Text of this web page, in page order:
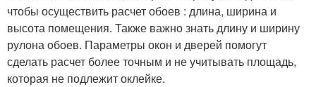
чтобы осуществить расчет обоев : длина, ширина и
высота помещения. Также важно знать длину и ширину
рулона обоев. Параметры окон и дверей помогут
сделать расчет более точным и не учитывать площадь,
которая не подлежит оклейке.